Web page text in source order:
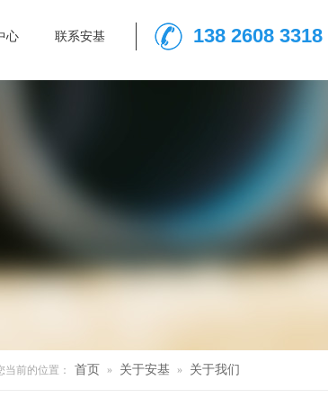
心 联系安基 138 2608 3318
当前的位置： 首页 » 关于安基 » 关于我们